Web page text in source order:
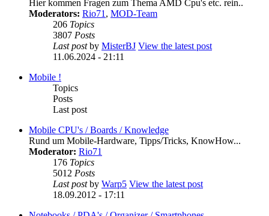
Hier kommen Fragen zum Thema AMD Cpu's etc. rein..
Moderators: Rio71, MOD-Team
206 Topics
3807 Posts
Last postby MisterBJ View the latest post
11.06.2024 - 21:11
Mobile !
Topics
Posts
Last post
Mobile CPU's / Boards / Knowledge
Rund um Mobile-Hardware, Tipps/Tricks, KnowHow...
Moderator: Rio71
176 Topics
5012 Posts
Last postby Warp5 View the latest post
18.09.2012 - 17:11